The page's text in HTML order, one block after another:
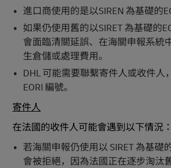
進口商使用的是以SIREN 為基礎的
如果仍使用舊的以SIRET 為基礎的
會面臨清關延誤、在海關申報系統
生倉儲或處理費用。
DHL 可能需要聯繫寄件人或收件人
EORI 編號。
寄件人
在法國的收件人可能會遇到以下情況：
若海關申報仍使用以 SIRET 為基礎
會被拒絕，因為法國正在逐步淘汰